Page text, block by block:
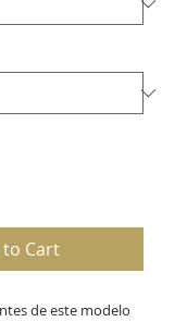
Cart
de este modelo